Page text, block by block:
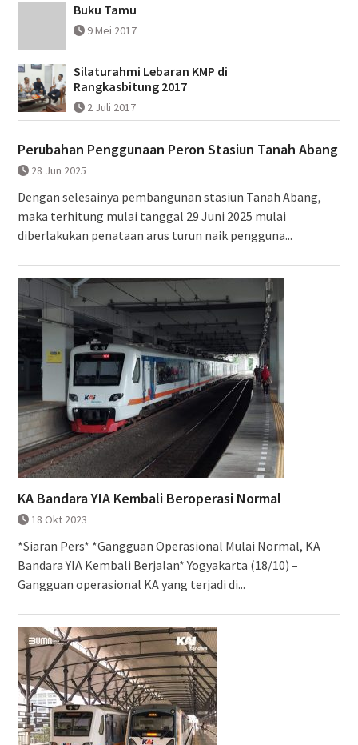
Buku Tamu
9 Mei 2017
Silaturahmi Lebaran KMP di
Rangkasbitung 2017
2 Juli 2017
Perubahan Penggunaan Peron Stasiun Tanah Abang
28 Jun 2025
Dengan selesainya pembangunan stasiun Tanah Abang,
maka terhitung mulai tanggal 29 Juni 2025 mulai
diberlakukan penataan arus turun naik pengguna...
KA Bandara YIA Kembali Beroperasi Normal
18 Okt 2023
*Siaran Pers* *Gangguan Operasional Mulai Normal, KA
Bandara YIA Kembali Berjalan* Yogyakarta (18/10) –
Gangguan operasional KA yang terjadi di...